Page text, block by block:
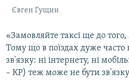
Євген Гущин
«Замовляйте таксі ще до того,
Тому що в поїздах дуже
зв'язку: ні інтернету, ні
– КР) теж може не бути